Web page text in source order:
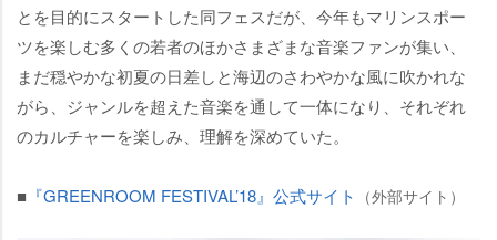
とを目的にスタートした同フェスだが、今年もマリンスポー
ツを楽しむ多くの若者のほかさまざまな音楽ファンが集い、
まだ穏やかな初夏の日差しと海辺のさわやかな風に吹かれな
がら、ジャンルを超えた音楽を通して一体になり、それぞれ
のカルチャーを楽しみ、理解を深めていた。
■ 『GREENROOM FESTIVAL’18』公式サイト （外部サイト）